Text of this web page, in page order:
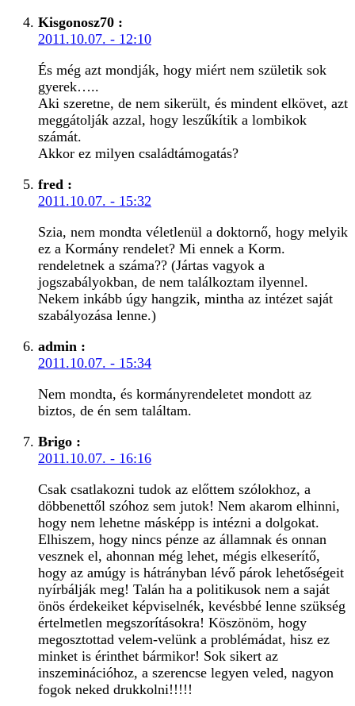
Kisgonosz70 :
2011.10.07. - 12:10
És még azt mondják, hogy miért nem születik sok
gyerek…..
Aki szeretne, de nem sikerült, és mindent elkövet, azt
meggátolják azzal, hogy leszűkítik a lombikok
számát.
Akkor ez milyen családtámogatás?
fred :
2011.10.07. - 15:32
Szia, nem mondta véletlenül a doktornő, hogy melyik
ez a Kormány rendelet? Mi ennek a Korm.
rendeletnek a száma?? (Jártas vagyok a
jogszabályokban, de nem találkoztam ilyennel.
Nekem inkább úgy hangzik, mintha az intézet saját
szabályozása lenne.)
admin :
2011.10.07. - 15:34
Nem mondta, és kormányrendeletet mondott az
biztos, de én sem találtam.
Brigo :
2011.10.07. - 16:16
Csak csatlakozni tudok az előttem szólokhoz, a
döbbenettől szóhoz sem jutok! Nem akarom elhinni,
hogy nem lehetne másképp is intézni a dolgokat.
Elhiszem, hogy nincs pénze az államnak és onnan
vesznek el, ahonnan még lehet, mégis elkeserítő,
hogy az amúgy is hátrányban lévő párok lehetőségeit
nyírbálják meg! Talán ha a politikusok nem a saját
önös érdekeiket képviselnék, kevésbbé lenne szükség
értelmetlen megszorításokra! Köszönöm, hogy
megosztottad velem-velünk a problémádat, hisz ez
minket is érinthet bármikor! Sok sikert az
inszeminációhoz, a szerencse legyen veled, nagyon
fogok neked drukkolni!!!!!